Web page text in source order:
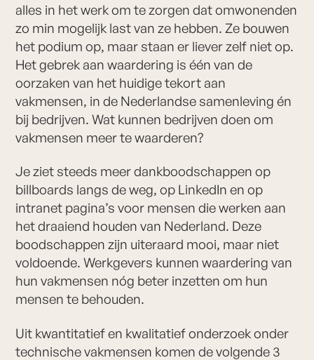
alles in het werk om te zorgen dat omwonenden
zo min mogelijk last van ze hebben. Ze bouwen
het podium op, maar staan er liever zelf niet op.
Het gebrek aan waardering is één van de
oorzaken van het huidige tekort aan
vakmensen, in de Nederlandse samenleving én
bij bedrijven. Wat kunnen bedrijven doen om
vakmensen meer te waarderen?
Je ziet steeds meer dankboodschappen op
billboards langs de weg, op LinkedIn en op
intranet pagina’s voor mensen die werken aan
het draaiend houden van Nederland. Deze
boodschappen zijn uiteraard mooi, maar niet
voldoende. Werkgevers kunnen waardering van
hun vakmensen nóg beter inzetten om hun
mensen te behouden.
Uit kwantitatief en kwalitatief onderzoek onder
technische vakmensen komen de volgende 3